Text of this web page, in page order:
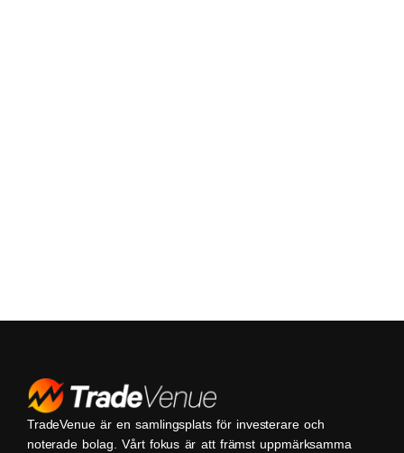
TradeVenue är en samlingsplats för investerare och
noterade bolag. Vårt fokus är att främst uppmärksamma